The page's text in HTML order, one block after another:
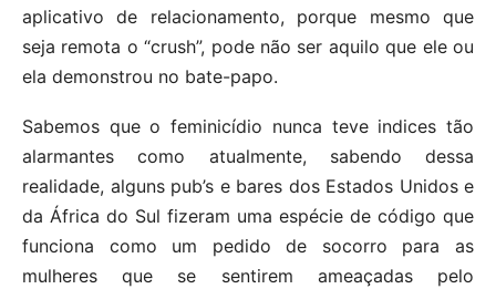
aplicativo de relacionamento, porque mesmo que
seja remota o “crush”, pode não ser aquilo que ele ou
ela demonstrou no bate-papo.
Sabemos que o feminicídio nunca teve indices tão
alarmantes como atualmente, sabendo dessa
realidade, alguns pub’s e bares dos Estados Unidos e
da África do Sul fizeram uma espécie de código que
funciona como um pedido de socorro para as
mulheres que se sentirem ameaçadas pelo